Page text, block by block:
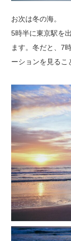
お次は冬の海。
5時半に東京駅を
ます。冬だと、7
ーションを見るこ